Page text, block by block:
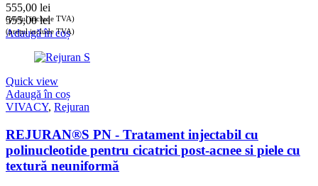
555,00 lei
(prețul include TVA)
555,00lei
(prețul include TVA)
Adaugă în coș
Quick view
Adaugă în coș
VIVACY, Rejuran
REJURAN®S PN - Tratament injectabil cu
polinucleotide pentru cicatrici post-acnee si piele cu
textură neuniformă